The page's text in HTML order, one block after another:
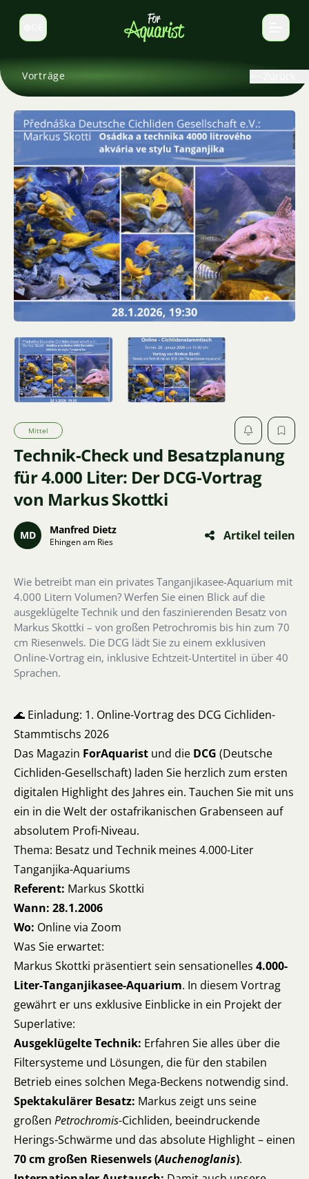
Sprache wechseln
Vorträge
Technik-Check und Besatzplanung
für 4.000 Liter: Der DCG-Vortrag
von Markus Skottki
Mittel
MD Manfred Dietz
Ehingen am Ries Artikel teilen
Wie betreibt man ein privates Tanganjikasee-Aquarium mit
4.000 Litern Volumen? Werfen Sie einen Blick auf die
ausgeklügelte Technik und den faszinierenden Besatz von
Markus Skottki – von großen Petrochromis bis hin zum 70
cm Riesenwels. Die DCG lädt Sie zu einem exklusiven
Online-Vortrag ein, inklusive Echtzeit-Untertitel in über 40
Sprachen.
🌊 Einladung: 1. Online-Vortrag des DCG Cichliden-
Stammtischs 2026
Das Magazin ForAquarist und die DCG (Deutsche
Cichliden-Gesellschaft) laden Sie herzlich zum ersten
digitalen Highlight des Jahres ein. Tauchen Sie mit uns
ein in die Welt der ostafrikanischen Grabenseen auf
absolutem Profi-Niveau.
Thema: Besatz und Technik meines 4.000-Liter
Tanganjika-Aquariums
Referent: Markus Skottki
Wann: 28.1.2006
Wo: Online via Zoom
Was Sie erwartet:
Markus Skottki präsentiert sein sensationelles 4.000-
Liter-Tanganjikasee-Aquarium. In diesem Vortrag
gewährt er uns exklusive Einblicke in ein Projekt der
Superlative:
Ausgeklügelte Technik: Erfahren Sie alles über die
Filtersysteme und Lösungen, die für den stabilen
Betrieb eines solchen Mega-Beckens notwendig sind.
Spektakulärer Besatz: Markus zeigt uns seine
großen Petrochromis-Cichliden, beeindruckende
Herings-Schwärme und das absolute Highlight – einen
70 cm großen Riesenwels (Auchenoglanis).